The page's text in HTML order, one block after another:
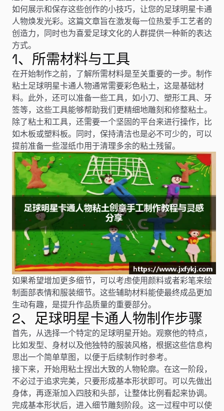
如何展示和保存这些创作的小技巧，让您的足球明星卡通
人物焕发光彩。这篇文章旨在激发每一位热爱手工艺者的
创造力，同时也为喜爱足球文化的人群提供一种新的表达
方式。
1、所需材料与工具
在开始制作之前，了解所需材料是至关重要的一步。制作
粘土足球明星卡通人物通常需要彩色粘土，这是基础材
料。此外，还可以准备一些工具，如小刀、塑形工具、牙
签等，这些工具能够帮助我们更精细地雕刻和修整粘土。
除了粘土和工具，还需要一个坚固的平台来进行操作，比
如木板或塑料板。同时，保持清洁也是必不可少的，可以
提前准备一些湿纸巾用于清理多余的粘土残留。
如果希望增加更多细节，可以考虑使用颜料或者彩笔来绘
制面部表情和服装细节。这些辅助材料能使最终成品更加
生动有趣，是提升作品质量的重要部分。
2、足球明星卡通人物制作步骤
首先，从选择一个特定的足球明星开始。观察他的特点，
比如发型、身材以及他独特的服装风格，根据这些信息构
思出一个简单草图，以便于后续制作时参考。
接下来，开始用粘土捏出大致的人物轮廓。在这一阶段，
不必过于追求完美，只要形成基本形状即可。可以先做出
身体，再逐渐加入四肢和头部，让整体比例看起来协调。
完成基本形状后，进入细节雕刻阶段。这一过程中可以使